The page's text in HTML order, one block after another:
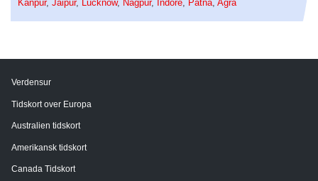
Kanpur, Jaipur, Lucknow, Nagpur, Indore Patna Agra
Verdensur
Tidskort over Europa
Australien tidskort
Amerikansk tidskort
Canada Tidskort